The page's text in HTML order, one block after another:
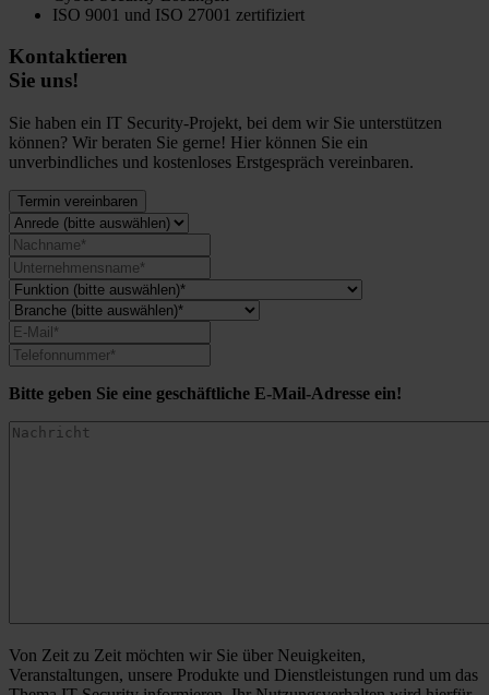
ISO 9001 und ISO 27001 zertifiziert
Kontaktieren
Sie uns!
Sie haben ein IT Security-Projekt, bei dem wir Sie unterstützen
können? Wir beraten Sie gerne! Hier können Sie ein
unverbindliches und kostenloses Erstgespräch vereinbaren.
Termin vereinbaren
Bitte geben Sie eine geschäftliche E-Mail-Adresse ein!
Von Zeit zu Zeit möchten wir Sie über Neuigkeiten,
Veranstaltungen, unsere Produkte und Dienstleistungen rund um das